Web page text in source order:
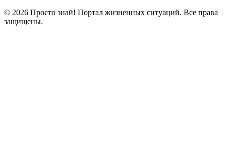
© 2026 Просто знай! Портал жизненных ситуаций. Все права
защищены.